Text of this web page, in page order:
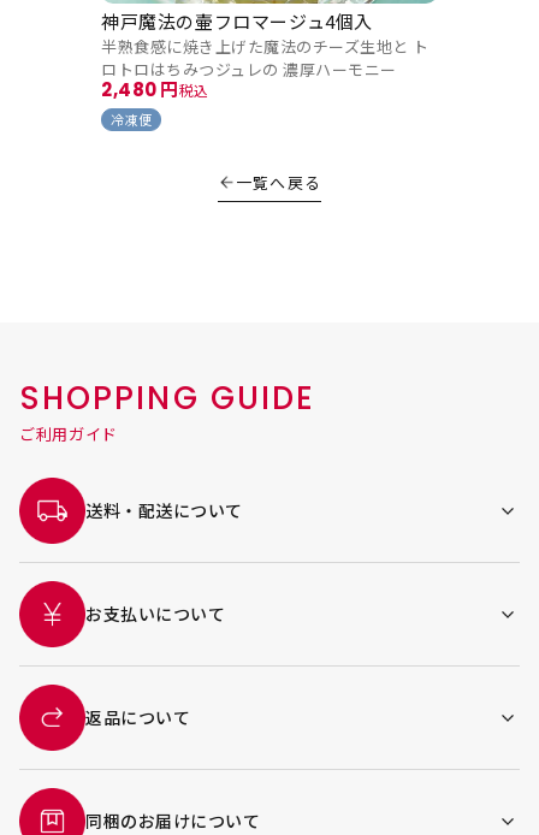
半熟食感に焼き上げた魔法のチーズ生地と ト
ロトロはちみつジュレの 濃厚ハーモニー
神戸魔法の壷フロマージュ4個入
冷凍便
2,480 税込
一覧へ戻る
SHOPPING GUIDE
ご利用ガイド
送料・配送について
お支払いについて
返品について
同梱のお届けについて